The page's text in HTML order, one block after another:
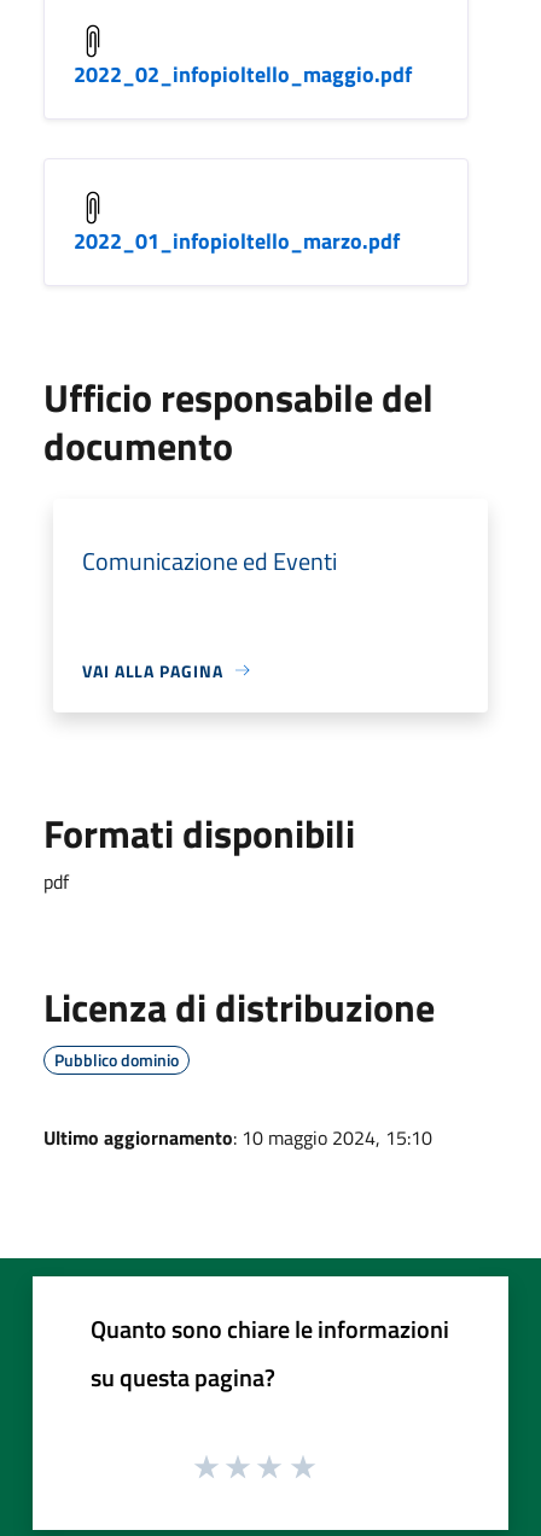
2022_02_infopioltello_maggio.pdf
2022_01_infopioltello_marzo.pdf
Ufficio responsabile del
documento
Comunicazione ed Eventi
VAI ALLA PAGINA
Formati disponibili
pdf
Licenza di distribuzione
Pubblico dominio
Ultimo aggiornamento: 10 maggio 2024, 15:10
Quanto sono chiare le informazioni
su questa pagina?